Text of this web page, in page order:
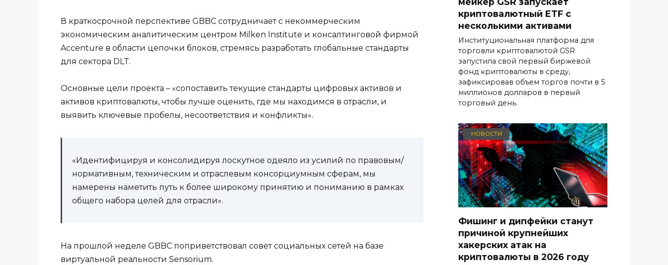
В краткосрочной перспективе GBBC сотрудничает с некоммерческим
экономическим аналитическим центром Milken Institute и консалтинговой фирмой
Accenture в области цепочки блоков, стремясь разработать глобальные стандарты
для сектора DLT.
Основные цели проекта – «сопоставить текущие стандарты цифровых активов и
активов криптовалюты, чтобы лучше оценить, где мы находимся в отрасли, и
выявить ключевые пробелы, несоответствия и конфликты».
«Идентифицируя и консолидируя лоскутное одеяло из усилий по правовым/
нормативным, техническим и отраслевым консорциумным сферам, мы
намерены наметить путь к более широкому принятию и пониманию в рамках
общего набора целей для отрасли».
На прошлой неделе GBBC поприветствовал совет социальных сетей на базе
виртуальной реальности Sensorium.
криптовалютный ETF с
несколькими активами
Институциональная платформа для
торговли криптовалютой GSR
запустила свой первый биржевой
фонд криптовалюты в среду,
зафиксировав объем торгов почти в 5
миллионов долларов в первый
торговый день.
НОВОСТИ
Фишинг и дипфейки станут
причиной крупнейших
хакерских атак на
криптовалюты в 2026 году